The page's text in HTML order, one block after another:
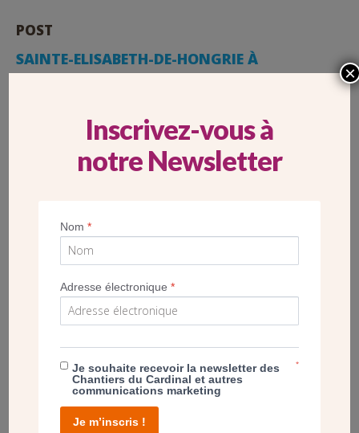
POST
SAINTE-ELISABETH-DE-HONGRIE À
Le 7 juin 2024, l’évêque de Versailles a béni le nouveau
centre Sainte-Elisabeth, au 28 rue Jean-Mermoz, au côté de
Inscrivez-vous à
notre Newsletter
Nom*
Adresse électronique*
Je souhaite recevoir la newsletter des
Chantiers du Cardinal et autres
communications marketing
*
Je m’inscris !
×